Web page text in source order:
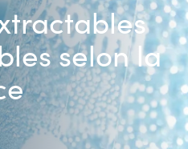
selon la